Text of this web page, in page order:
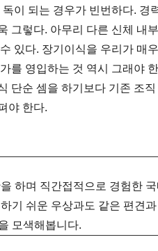
이 되는 경우가 빈번하다. 경
그렇다. 아무리 다른 신체 내
있다. 장기이식을 우리가 매
를 영입하는 것 역시 그래야
단순 셈을 하기보다 기존 조
야 한다.
하며 직간접적으로 경험한
기 쉬운 우상과도 같은 편견
모색해봅니다.